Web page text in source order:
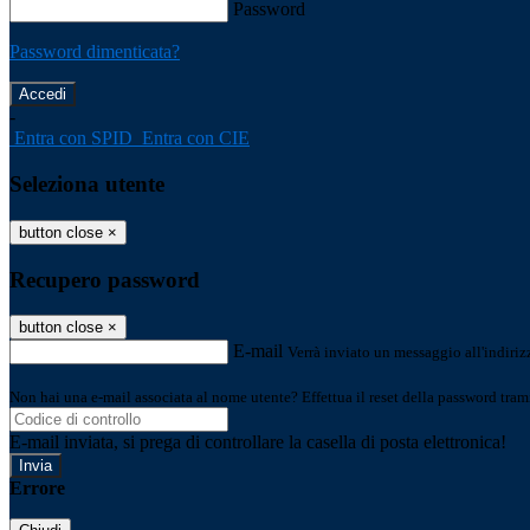
Password
Password dimenticata?
-
Entra con SPID Entra con CIE
Seleziona utente
button close ×
Recupero password
button close ×
E-mail Verrà inviato un messaggio
Non hai una e-mail associata al nome utente? Effettua il reset della password
E-mail inviata, si prega di controllare la casella di posta elettronica!
Errore